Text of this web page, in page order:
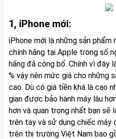
1, iPhone mới:
iPhone mới là những sản phẩm
chính hãng tại Apple trong số
hãng đã công bố. Chính vì đây
% vậy nên mức giá cho những
cao. Dù có giá tiền khá là cao
gian được bảo hành máy lâu
hơn và quan trọng nhất bạn
trên tay và sử dụng chiếc máy
trên thị trường Việt Nam bao